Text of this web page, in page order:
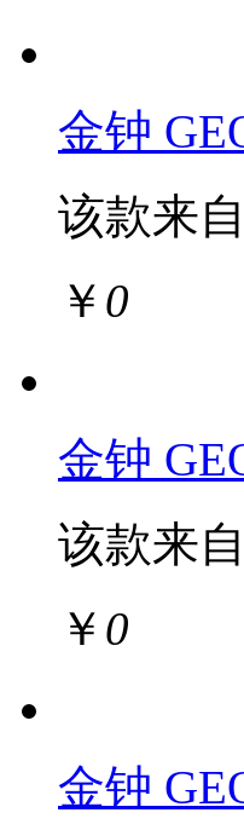
金钟
该款来自
￥ 0
金钟
该款来自
￥ 0
金钟